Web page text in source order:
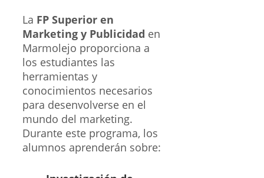
La FP Superior en
Marketing y Publicidad en
Marmolejo proporciona a
los estudiantes las
herramientas y
conocimientos necesarios
para desenvolverse en el
mundo del marketing.
Durante este programa, los
alumnos aprenderán sobre: